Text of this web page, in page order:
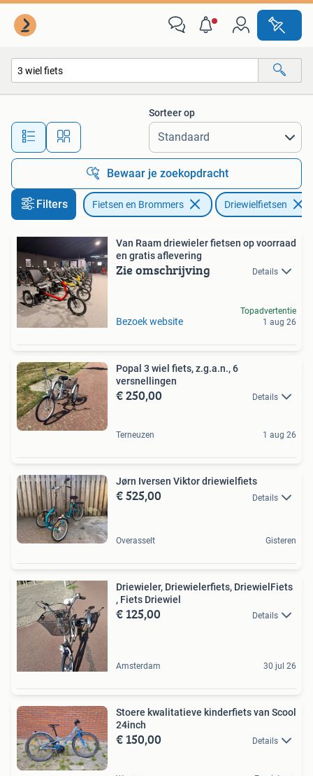
Alle afstanden…
Sorteer op
Bewaar je zoekopdracht
Filters Fietsen en Brommers Driewielfietsen
Van Raam driewieler fietsen op voorraad
en gratis aflevering
Zie omschrijving Details
Bezoek website
Topadvertentie
1 aug 26
Popal 3 wiel fiets, z.g.a.n., 6
versnellingen
€ 250,00 Details
Terneuzen 1 aug 26
Jørn Iversen Viktor driewielfiets
€ 525,00 Details
Overasselt Gisteren
Driewieler, Driewielerfiets, DriewielFiets
, Fiets Driewiel
€ 125,00 Details
Amsterdam 30 jul 26
Stoere kwalitatieve kinderfiets van Scool
24inch
€ 150,00 Details